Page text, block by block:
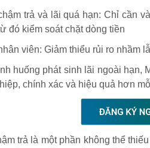
trả và lãi quá hạn: Chỉ cần
đó kiểm soát chặt dòng tiền
viên: Giảm thiểu rủi ro
huống phát sinh lãi ngoài hạn,
chính xác và hiệu quả hơn
trả là một phần không thể